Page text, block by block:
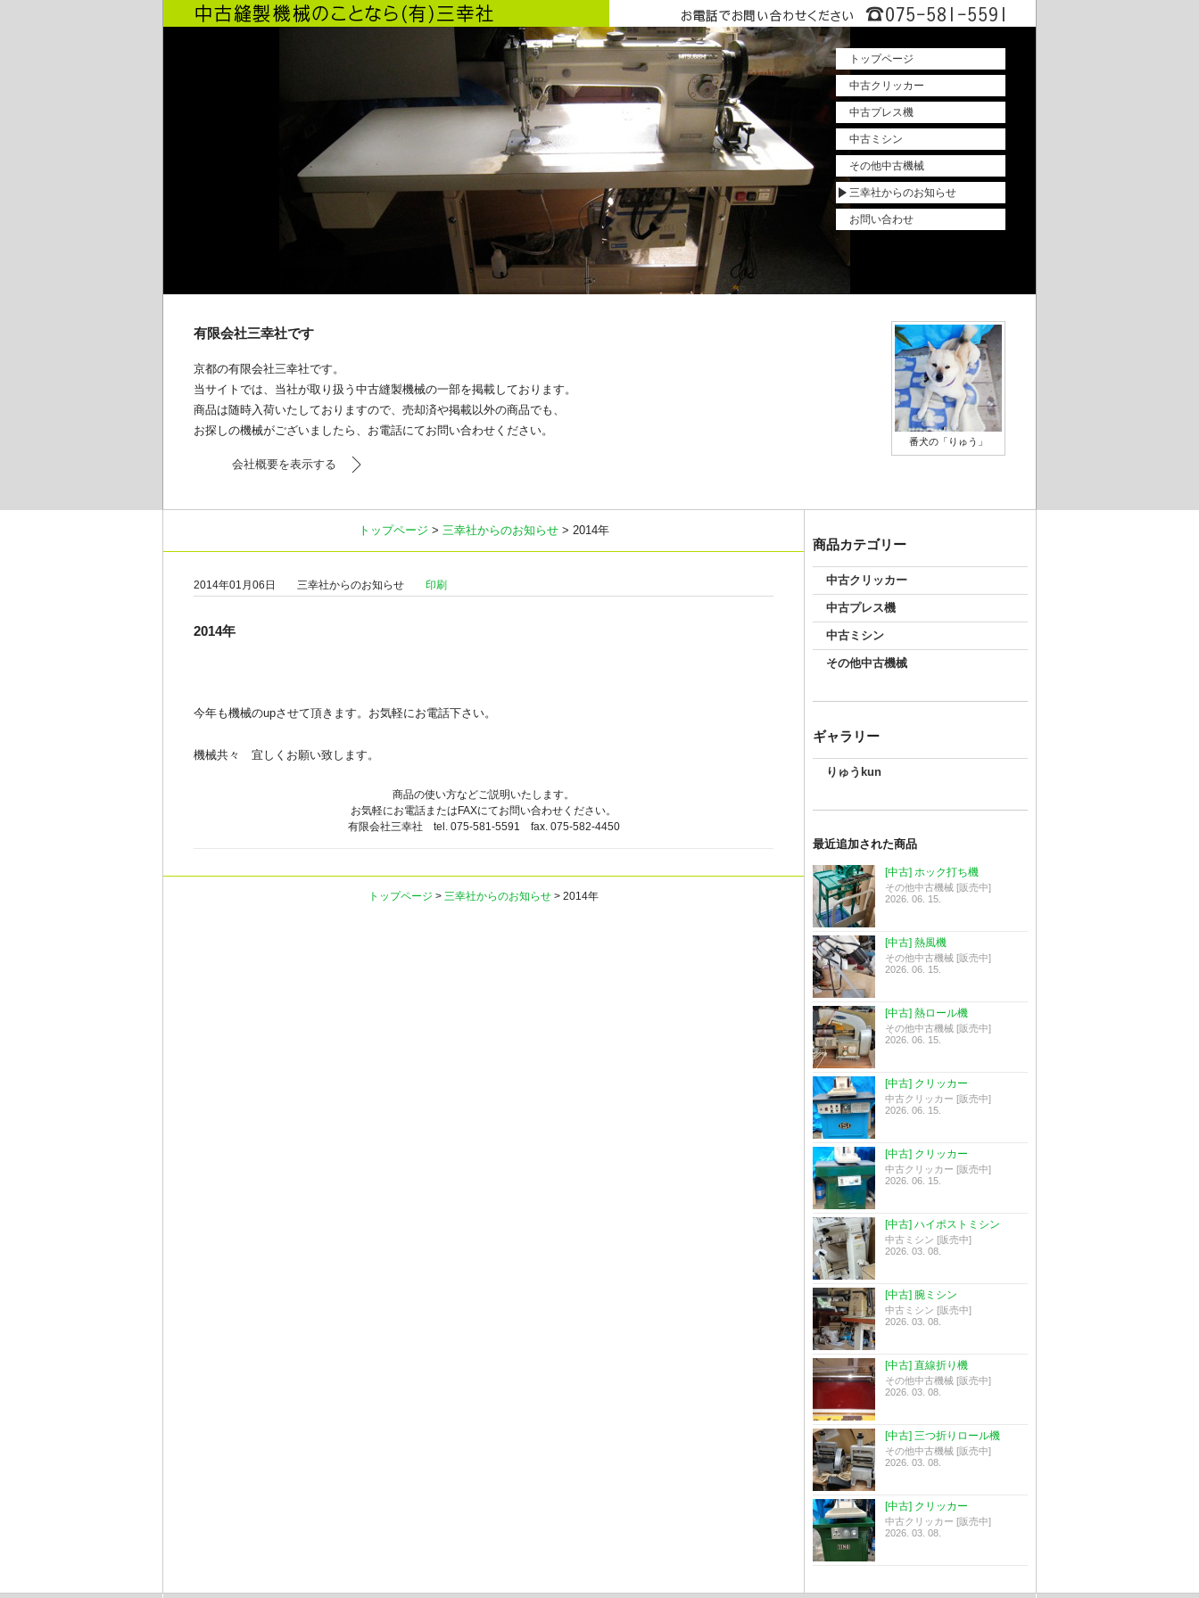
トップページ
中古クリッカー
中古プレス機
中古ミシン
その他中古機械
三幸社からのお知らせ
お問い合わせ
有限会社三幸社です
京都の有限会社三幸社です。
当サイトでは、当社が取り扱う中古縫製機械の一部を掲載しております。
商品は随時入荷いたしておりますので、売却済や掲載以外の商品でも、
お探しの機械がございましたら、お電話にてお問い合わせください。
会社概要を表示する
番犬の「りゅう」
トップページ > 三幸社からのお知らせ> 2014年
2014年01月06日 三幸社からのお知らせ 印刷
2014年
今年も機械のupさせて頂きます。お気軽にお電話下さい。
機械共々 宜しくお願い致します。
商品の使い方などご説明いたします。
お気軽にお電話またはFAXにてお問い合わせください。
有限会社三幸社 tel. 075-581-5591 fax. 075-582-4450
トップページ > 三幸社からのお知らせ > 2014年
商品カテゴリー
中古クリッカー
中古プレス機
中古ミシン
その他中古機械
ギャラリー
りゅうkun
最近追加された商品
[中古] ホック打ち機
その他中古機械 [販売中]
2026. 06. 15.
[中古] 熱風機
その他中古機械 [販売中]
2026. 06. 15.
[中古] 熱ロール機
その他中古機械 [販売中]
2026. 06. 15.
[中古] クリッカー
中古クリッカー [販売中]
2026. 06. 15.
[中古] クリッカー
中古クリッカー [販売中]
2026. 06. 15.
[中古] ハイポストミシン
中古ミシン [販売中]
2026. 03. 08.
[中古] 腕ミシン
中古ミシン [販売中]
2026. 03. 08.
[中古] 直線折り機
その他中古機械 [販売中]
2026. 03. 08.
[中古] 三つ折りロール機
その他中古機械 [販売中]
2026. 03. 08.
[中古] クリッカー
中古クリッカー [販売中]
2026. 03. 08.